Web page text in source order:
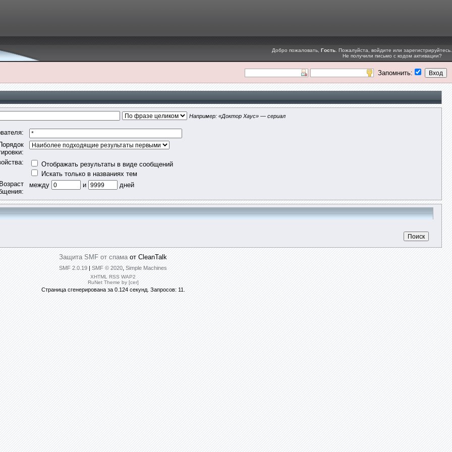
Добро пожаловать, Гость . Пожалуйста, войдите или зарегистрируйтесь
Не получили письмо с кодом активации?
Запомнить:
Например: «Доктор Хаус» — сериал
Отображать результаты в виде сообщений
Искать только в названиях тем
Возраст
между и дней
Защита SMF от спамаот CleanTalk
SMF 2.0.19 SMF © 2020, Simple Machines
XHTML RSS WAP2
RuNet Theme by [cer]
Страница сгенерирована за 0.124 секунд. Запросов: 11.